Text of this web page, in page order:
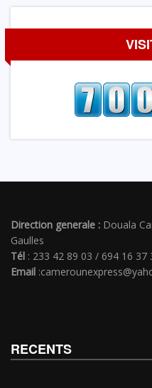
Direction generale : Douala
Gaulles
Tél : 233 42 89 03 / 694 16 37
Email
RECENTS